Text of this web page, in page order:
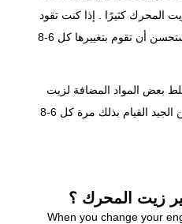
المحرك كثيرًا . إذا كنت تقود
سيارتك أكثر من ذلك ، فمن المستحسن أن تقوم بتغييرها كل 6-8
بعض المواد المضافة لزيت
المحرك لإطالة عمر المحرك . من الجيد القيام بذلك مرة كل 6-8
زيت المحرك ؟
When you change your